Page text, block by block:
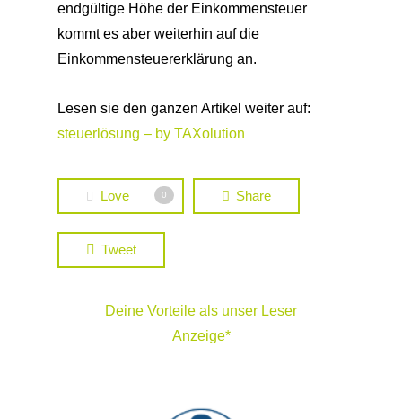
endgültige Höhe der Einkommensteuer
kommt es aber weiterhin auf die
Einkommensteuererklärung an.
Lesen sie den ganzen Artikel weiter auf:
steuerlösung – by TAXolution
Love 0 Share
Tweet
Deine Vorteile als unser Leser
Anzeige*